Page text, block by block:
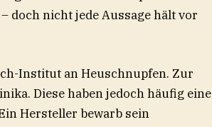
doch nicht jede Aussage hält vor
Institut an Heuschnupfen. Zur
Diese haben jedoch häufig eine
Hersteller bewarb sein